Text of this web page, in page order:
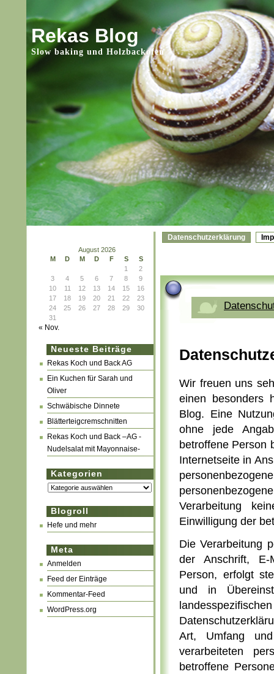
Rekas Blog
Slow baking und Holzbackofen
Datenschutzerklärung
August 2026
M
D M D F S
S
1
2
3
4 5 6 7 8
9
10
11 12 13 14 15
16
17
18 19 20 21 22
23
24
25 26 27 28 29
30
31
« Nov.
Neueste Beiträge
Rekas Koch und Back AG
Ein Kuchen für Sarah und
Oliver
Schwäbische Dinnete
Blätterteigcremschnitten
Rekas Koch und Back –AG -
Nudelsalat mit Mayonnaise-
Kategorien
Kategorien
Blogroll
Hefe und mehr
Meta
Anmelden
Feed der Einträge
Kommentar-Feed
WordPress.org
Wir freuen uns
einen besonders
Blog. Eine
ohne jede
betroffene Person
Internetseite in
Verarbeitung
Einwilligung der
Die Verarbeitung
der Anschrift, E-
Person, erfolgt
und in
Art, Umfang
verarbeiteten
betroffene